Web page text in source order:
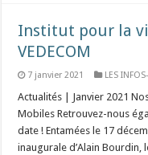
Institut pour la
VEDECOM
7 janvier 2021 LES
Actualités | Janvier 2021
Mobiles Retrouvez-nous
date ! Entamées le 17
inaugurale d’Alain Bourdin,